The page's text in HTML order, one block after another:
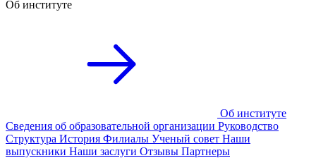
Об институте
Об институте
Сведения об образовательной организации Руководство
Структура История Филиалы Ученый совет Наши
выпускники Наши заслуги Отзывы Партнеры